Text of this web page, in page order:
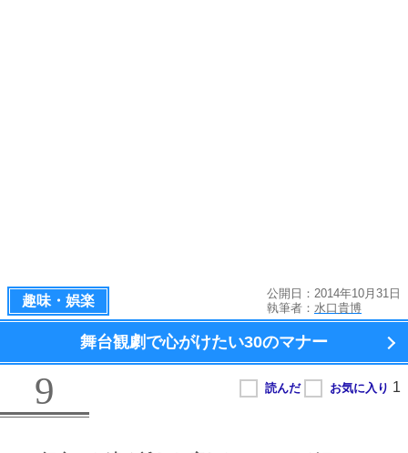
趣味・娯楽
公開日：2014年10月31日
執筆者： 水口貴博
舞台観劇で心がけたい30のマナー
9